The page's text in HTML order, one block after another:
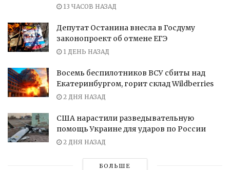
13 ЧАСОВ НАЗАД
Депутат Останина внесла в Госдуму
законопроект об отмене ЕГЭ
1 ДЕНЬ НАЗАД
Восемь беспилотников ВСУ сбиты над
Екатеринбургом, горит склад Wildberries
2 ДНЯ НАЗАД
США нарастили разведывательную
помощь Украине для ударов по России
2 ДНЯ НАЗАД
БОЛЬШЕ